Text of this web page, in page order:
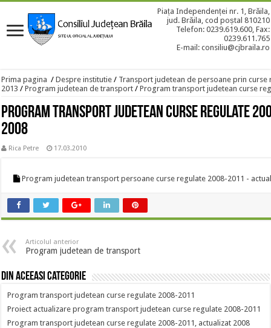
Piața Independenței nr. 1, Brăila,
jud. Brăila, cod poștal 810210
Telefon: 0239.619.600, Fax:
0239.611.765
E-mail: consiliu@cjbraila.ro
Prima pagina / Despre institutie / Transport judetean de persoane prin curse
2013 / Program judetean de transport / Program transport judetean curse
Program transport judetean curse regulate
2008
Rica Petre 17.03.2010
Program judetean transport persoane curse regulate 2008-2011 -
Articolul anterior
Program judetean de transport
Din aceeasi categorie
Program transport judetean curse regulate 2008-2011
Proiect actualizare program transport judetean curse regulate 2008-2011
Program transport judetean curse regulate 2008-2011, actualizat 2008